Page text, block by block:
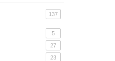
137
5
27
23